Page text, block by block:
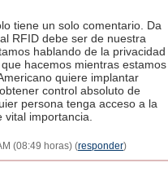
tiene un solo comentario. Da
RFID debe ser de nuestra
hablando de la privacidad
hacemos mientras estamos
quiere implantar
control absoluto de
persona tenga acceso a la
importancia.
(08:49 horas) (responder)